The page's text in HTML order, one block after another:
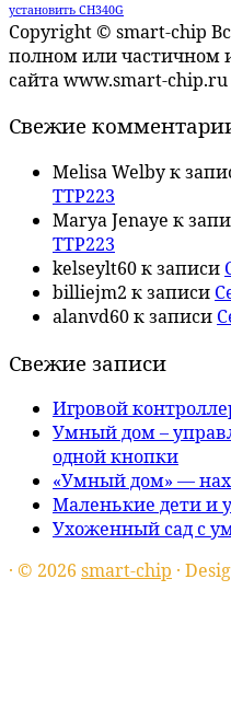
установить CH340G
Copyright © smart-chip
полном или частичном
сайта www.smart-chip.ru
Свежие
Melisa Welbyк
TTP223
Marya Jenaye к
TTP223
kelseylt60к записи
billiejm2 к записи
alanvd60к записи
Свежие записи
Игровой
Умный дом –
одной кнопки
«Умный дом» —
Маленькие дети и
Ухоженный сад с
· © 2026 smart-chip ·